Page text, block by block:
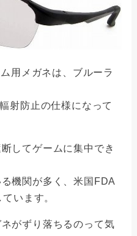
用メガネは、ブルーラ
射防止の仕様になって
してゲームに集中でき
機関が多く、米国FDA
います。
がずり落ちるのって気